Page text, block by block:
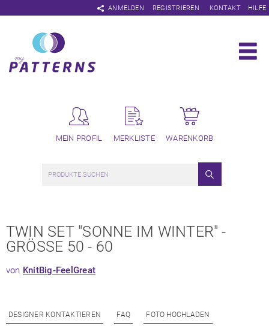
ANMELDEN
Navigation
überspringen
REGISTRIEREN KONTAKT HILFE
MEIN PROFIL MERKLISTE WARENKORB
TWIN SET "SONNE IM WINTER" -
GRÖSSE 50 - 60
von KnitBig-FeelGreat
DESIGNER KONTAKTIEREN FAQ FOTO HOCHLADEN